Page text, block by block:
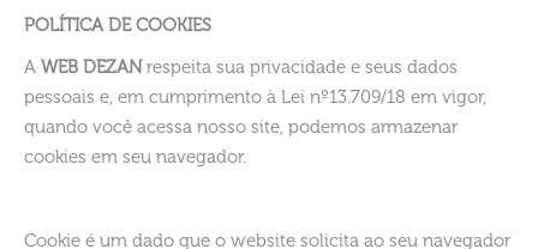
POLÍTICA DE COOKIES
A WEB DEZANrespeita sua privacidade e seus dados
pessoais e, em cumprimento à Lei nº13.709/18 em vigor,
quando você acessa nosso site, podemos armazenar
cookies em seu navegador.
Cookie é um dado que o website solicita ao seu navegador